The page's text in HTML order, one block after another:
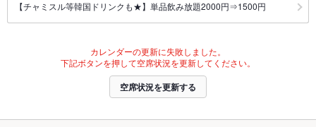
【チャミスル等韓国ドリンクも★】単品飲み放題2000円⇒1500円
カレンダーの更新に失敗しました。
下記ボタンを押して空席状況を更新してください。
空席状況を更新する